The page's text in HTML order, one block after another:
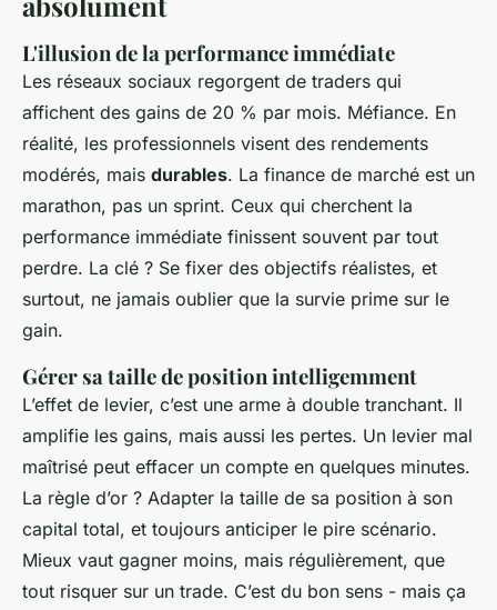
L'illusion de la performance immédiate
Les réseaux sociaux regorgent de traders qui
affichent des gains de 20 % par mois. Méfiance. En
réalité, les professionnels visent des rendements
modérés, mais durables. La finance de marché est un
marathon, pas un sprint. Ceux qui cherchent la
performance immédiate finissent souvent par tout
perdre. La clé ? Se fixer des objectifs réalistes, et
surtout, ne jamais oublier que la survie prime sur le
gain.
Gérer sa taille de position intelligemment
L’effet de levier, c’est une arme à double tranchant. Il
amplifie les gains, mais aussi les pertes. Un levier mal
maîtrisé peut effacer un compte en quelques minutes.
La règle d’or ? Adapter la taille de sa position à son
capital total, et toujours anticiper le pire scénario.
Mieux vaut gagner moins, mais régulièrement, que
tout risquer sur un trade. C’est du bon sens - mais ça